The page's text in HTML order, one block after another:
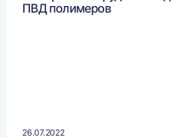
ПВД полимеров
26.07.2022